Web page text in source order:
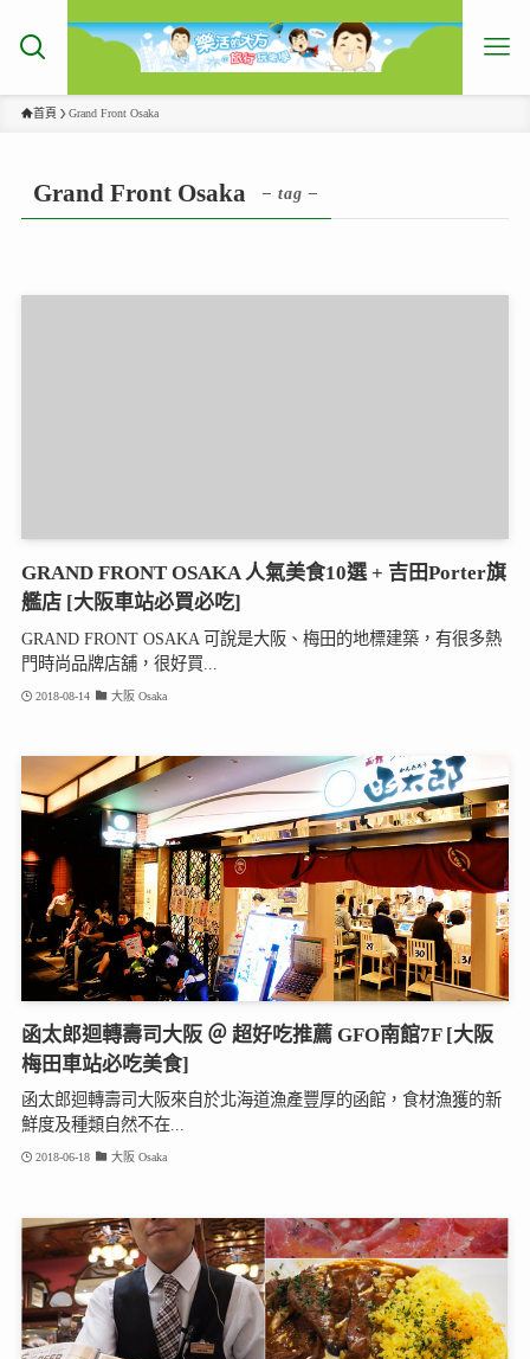
首頁 Grand Front Osaka
Grand Front Osaka – tag –
GRAND FRONT OSAKA 人氣美食10選 + 吉田Porter旗
艦店 [大阪車站必買必吃]
GRAND FRONT OSAKA 可說是大阪、梅田的地標建築，有很多熱
門時尚品牌店舖，很好買...
2018-08-14 大阪 Osaka
函太郎迴轉壽司大阪 ＠ 超好吃推薦 GFO南館7F [大阪
梅田車站必吃美食]
函太郎迴轉壽司大阪來自於北海道漁產豐厚的函館，食材漁獲的新
鮮度及種類自然不在...
2018-06-18 大阪 Osaka